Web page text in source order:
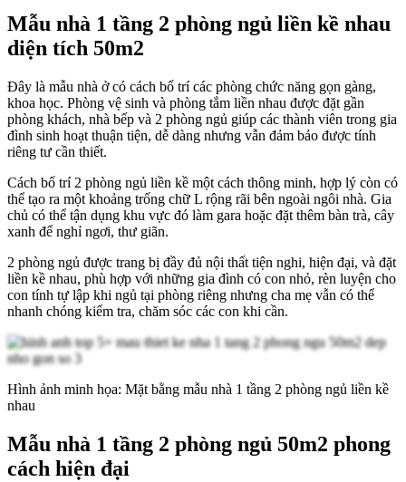
Mẫu nhà 1 tầng 2 phòng ngủ liền kề nhau
diện tích 50m2
Đây là mẫu nhà ở có cách bố trí các phòng chức năng gọn gàng,
khoa học. Phòng vệ sinh và phòng tắm liền nhau được đặt gần
phòng khách, nhà bếp và 2 phòng ngủ giúp các thành viên trong gia
đình sinh hoạt thuận tiện, dễ dàng nhưng vẫn đảm bảo được tính
riêng tư cần thiết.
Cách bố trí 2 phòng ngủ liền kề một cách thông minh, hợp lý còn có
thể tạo ra một khoảng trống chữ L rộng rãi bên ngoài ngôi nhà. Gia
chủ có thể tận dụng khu vực đó làm gara hoặc đặt thêm bàn trà, cây
xanh để nghỉ ngơi, thư giãn.
2 phòng ngủ được trang bị đầy đủ nội thất tiện nghi, hiện đại, và đặt
liền kề nhau, phù hợp với những gia đình có con nhỏ, rèn luyện cho
con tính tự lập khi ngủ tại phòng riêng nhưng cha mẹ vẫn có thể
nhanh chóng kiểm tra, chăm sóc các con khi cần.
Hình ảnh minh họa: Mặt bằng mẫu nhà 1 tầng 2 phòng ngủ liền kề
nhau
Mẫu nhà 1 tầng 2 phòng ngủ 50m2 phong
cách hiện đại